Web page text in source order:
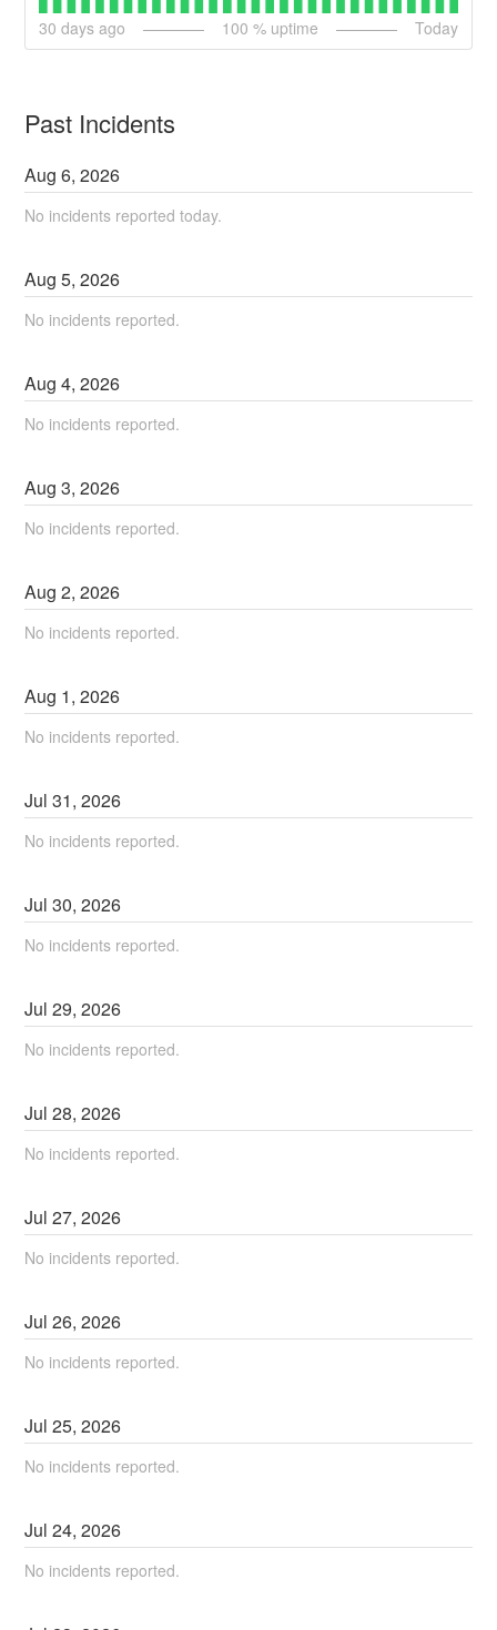
30 days ago 100 % uptime Today
Past Incidents
Aug6,2026
No incidents reported today.
Aug5,2026
No incidents reported.
Aug4,2026
No incidents reported.
Aug3,2026
No incidents reported.
Aug2,2026
No incidents reported.
Aug 1,2026
No incidents reported.
Jul31,2026
No incidents reported.
Jul30,2026
No incidents reported.
Jul29,2026
No incidents reported.
Jul28,2026
No incidents reported.
Jul27,2026
No incidents reported.
Jul26,2026
No incidents reported.
Jul25,2026
No incidents reported.
Jul24,2026
No incidents reported.